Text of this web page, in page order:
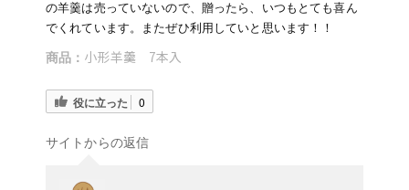
の羊羹は売っていないので、贈ったら、いつもとても喜ん
でくれています。またぜひ利用していと思います！！
商品： 小形羊羹 7本入
役に立った 0
サイトからの返信